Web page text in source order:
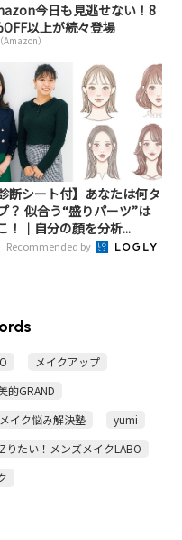
今日も見逃せない！8
以上が続々登場
Amazon）
診断シート付】あなたは何タ
？ 似合う“盛りパーツ”は
！｜自分の顔を分析...
Recommended by
メイクアップ
的GRAND
イク悩み解決塾
yumi
りたい！メンズメイクLABO